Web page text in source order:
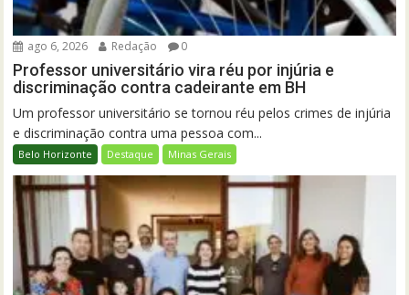
ago 6, 2026 Redação 0
Professor universitário vira réu por injúria e
discriminação contra cadeirante em BH
Um professor universitário se tornou réu pelos crimes de injúria
e discriminação contra uma pessoa com...
Belo Horizonte Destaque Minas Gerais